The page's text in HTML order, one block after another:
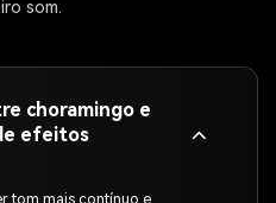
som.
choramingo e
efeitos
tom mais contínuo e